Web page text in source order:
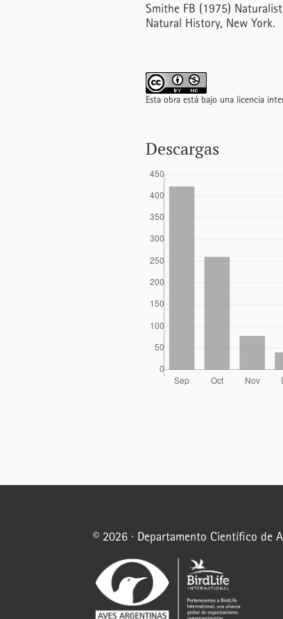
Smithe FB (1975)
Natural History, New York.
Esta obra está bajo una licencia
Descargas
© 2026 · Departamento Científico de